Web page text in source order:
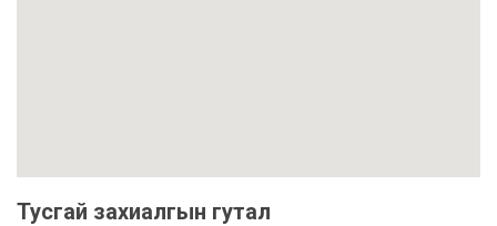
Тусгай захиалгын гутал